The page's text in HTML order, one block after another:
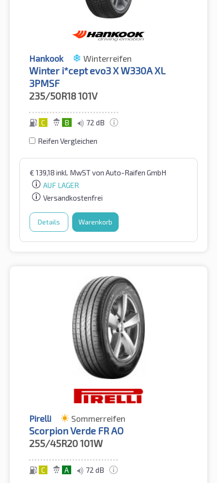
Hankook Winterreifen
Winter i*cept evo3 X W330A XL
3PMSF
235/50R18101V
C B 72 dB
Reifen Vergleichen
€ 139,18 inkl. MwSTvon Auto-Raifen GmbH
AUF LAGER
Versandkostenfrei
Details Warenkorb
Pirelli Sommerreifen
Scorpion Verde FR AO
255/45R20101W
C A 72 dB